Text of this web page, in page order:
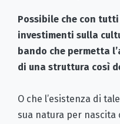
Possibile che con tutti
investimenti sulla
bando che permetta
di una struttura così
O che l’esistenza di
sua natura per nascita